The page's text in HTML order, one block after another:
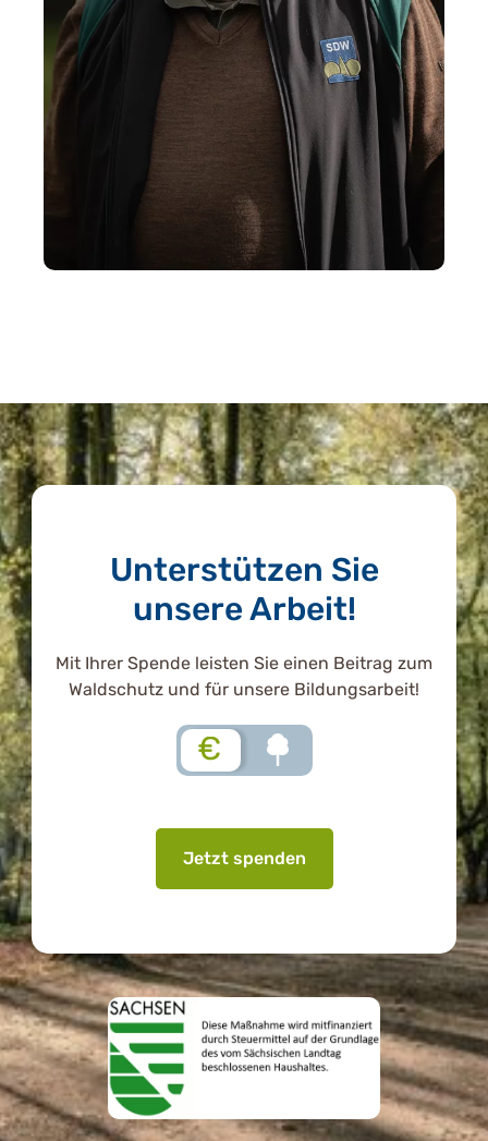
Unterstützen Sie
unsere Arbeit!
Mit Ihrer Spende leisten Sie einen Beitrag zum
Waldschutz und für unsere Bildungsarbeit!
€
Jetzt spenden